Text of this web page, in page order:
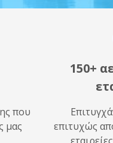
που
μας
150+
επιτυχώς